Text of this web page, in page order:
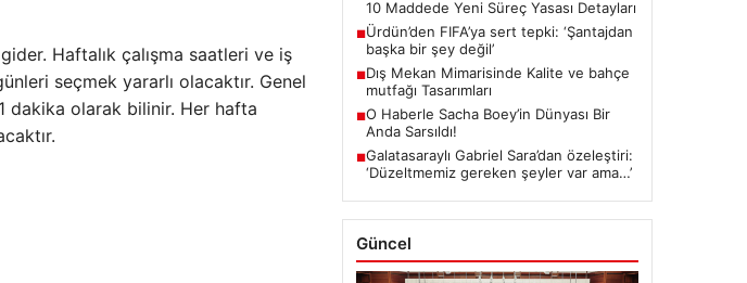
Haftalık çalışma saatleri ve iş
seçmek yararlı olacaktır. Genel
dakika olarak bilinir. Her hafta
10 Maddede Yeni Süreç Yasası Detayları
■Ürdün’den FIFA’ya sert tepki: ‘Şantajdan
başka bir şey değil’
■Dış Mekan Mimarisinde Kalite ve bahçe
mutfağı Tasarımları
■O Haberle Sacha Boey’in Dünyası Bir
Anda Sarsıldı!
■Galatasaraylı Gabriel Sara’dan özeleştiri:
‘Düzeltmemiz gereken şeyler var ama…’
Güncel